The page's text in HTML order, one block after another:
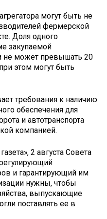
могут быть не
фермерской
Доля одного
закупаемой
не может превышать 20
этом могут быть
требования к наличию
обеспечения для
и автотранспорта
компанией.
2 августа Совета
и гарантирующий им
нужны, чтобы
выпускающие
поставлять ее в